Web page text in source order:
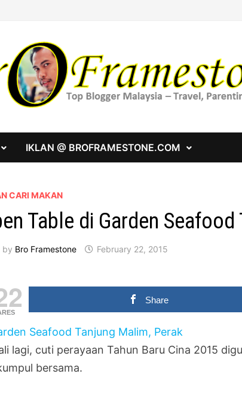
IKLAN @ BROFRAMESTONE.COM
CARI MAKAN
Table di Garden
by Bro Framestone February 22, 2015
Share
lagi, cuti perayaan Tahun Baru Cina 2015
bersama.